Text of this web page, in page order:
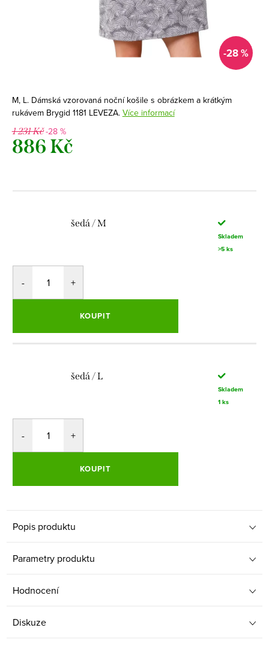
-28 %
M, L. Dámská vzorovaná noční košile s obrázkem a krátkým
rukávem Brygid 1181 LEVEZA. Více informací
1 231 Kč-28 %
886 Kč
šedá / M
Skladem
>5 ks
KOUPIT
šedá / L
Skladem
1 ks
KOUPIT
Popis produktu
Parametry produktu
Hodnocení
Diskuze